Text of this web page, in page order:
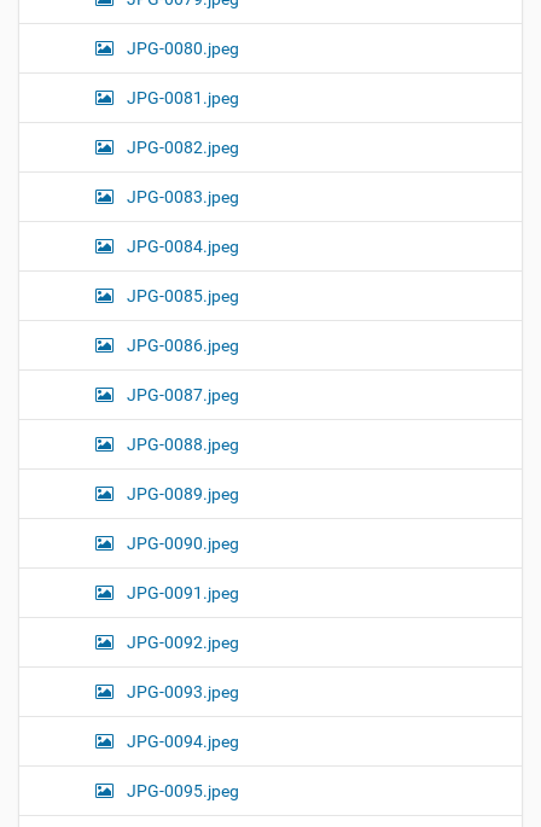
JPG-0080.jpeg
JPG-0081.jpeg
JPG-0082.jpeg
JPG-0083.jpeg
JPG-0084.jpeg
JPG-0085.jpeg
JPG-0086.jpeg
JPG-0087.jpeg
JPG-0088.jpeg
JPG-0089.jpeg
JPG-0090.jpeg
JPG-0091.jpeg
JPG-0092.jpeg
JPG-0093.jpeg
JPG-0094.jpeg
JPG-0095.jpeg